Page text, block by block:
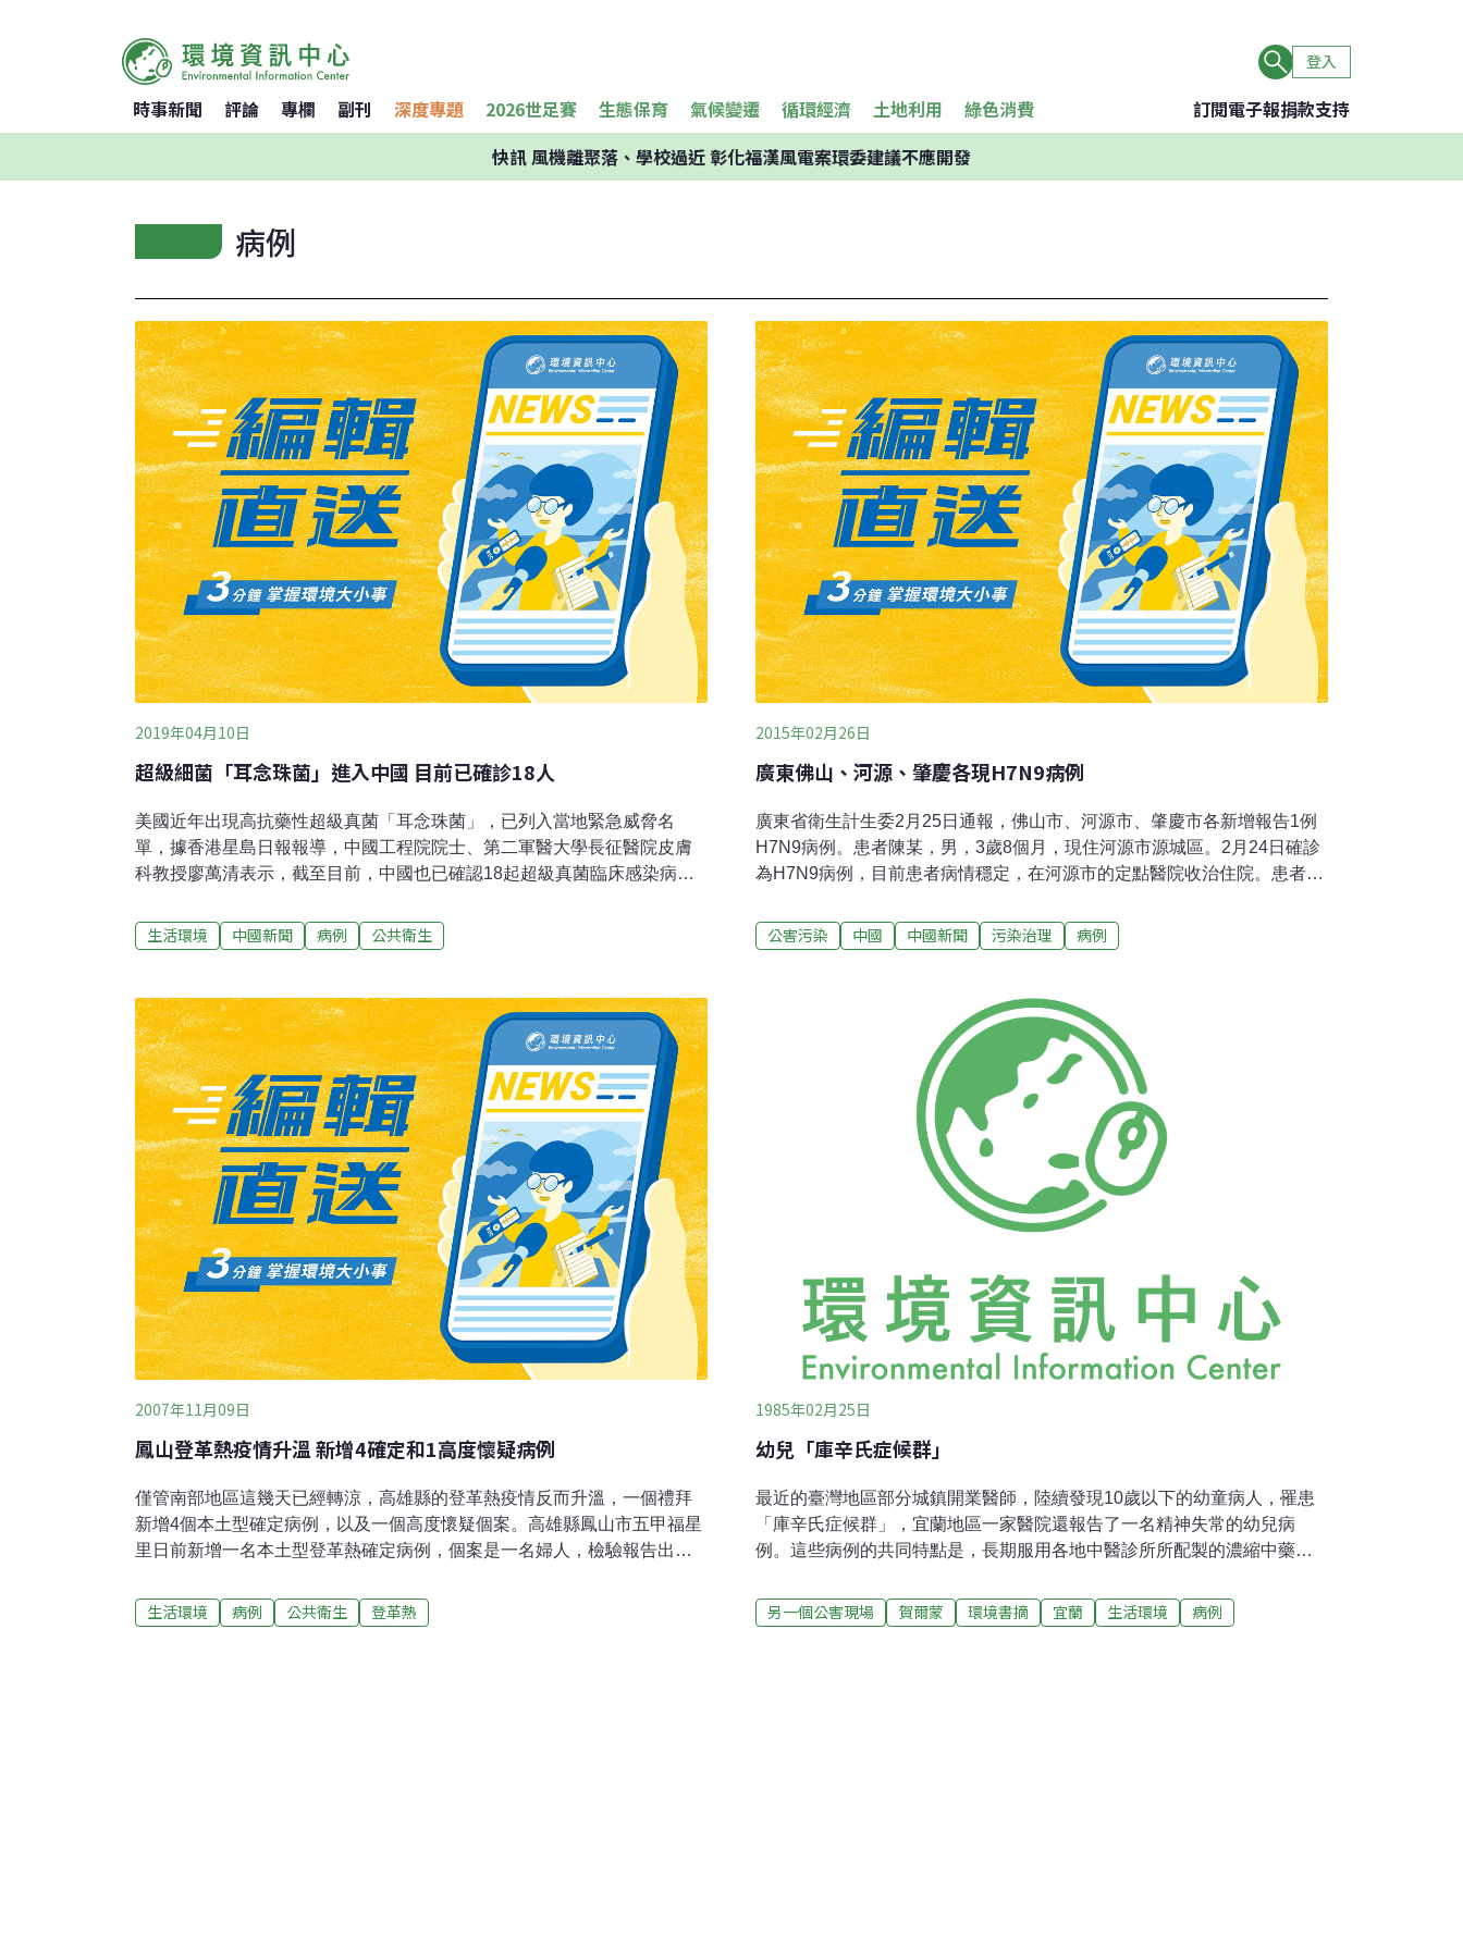
登入
時事新聞 評論 專欄 副刊 深度專題 2026世足賽 生態保育 氣候變遷 循環經濟 土地利用 綠色消費 訂閱電子報捐款支持
快訊風機離聚落、學校過近 彰化福漢風電案環委建議不應開發
病例
2019年04月10日
超級細菌「耳念珠菌」進入中國 目前已確診18人
美國近年出現高抗藥性超級真菌「耳念珠菌」，已列入當地緊急威脅名
單，據香港星島日報報導，中國工程院院士、第二軍醫大學長征醫院皮膚
科教授廖萬清表示，截至目前，中國也已確認18起超級真菌臨床感染病
看，感染者大多會有原因不明的高燒，各種藥物治療無效，並伴隨各種器
官衰竭、呼吸衰竭等表現。北京大學醫學部檢驗學系主任、北京大學人民
膚及醫院設施表面，若感染控制措施不力，容易導致院內爆發性感染。
生活環境 中國新聞 病例 公共衛生
2015年02月26日
廣東佛山、河源、肇慶各現H7N9病例
廣東省衛生計生委2月25日通報，佛山市、河源市、肇慶市各新增報告1例
H7N9病例。患者陳某，男，3歲8個月，現住河源市源城區。2月24日確診
為H7N9病例，目前患者病情穩定，在河源市的定點醫院收治住院。患者覃
病情危重，在廣州市的定點醫院收治住院。患者賴某，男，59歲，現住肇
慶市四會市。2月22日確診為H7N9病例，目前患者病情危重，在肇慶市的
公害污染 中國 中國新聞 污染治理 病例
2007年11月09日
鳳山登革熱疫情升溫 新增4確定和1高度懷疑病例
僅管南部地區這幾天已經轉涼，高雄縣的登革熱疫情反而升溫，一個禮拜
新增4個本土型確定病例，以及一個高度懷疑個案。高雄縣鳳山市五甲福星
里日前新增一名本土型登革熱確定病例，個案是一名婦人，檢驗報告出爐
進行抽血檢驗，受檢的48人，驗血報告上午出爐，結果有3個確定病例，1
人呈現IGM陽性反應，屬於高度懷疑個案。疾管課長劉碧隆表示：這4名確
生活環境 病例 公共衛生 登革熱
1985年02月25日
幼兒「庫辛氏症候群」
最近的臺灣地區部分城鎮開業醫師，陸續發現10歲以下的幼童病人，罹患
「庫辛氏症候群」，宜蘭地區一家醫院還報告了一名精神失常的幼兒病
例。這些病例的共同特點是，長期服用各地中醫診所所配製的濃縮中藥藥
及受害孩童家屬向衛生單位檢舉，並把未服用完的濃縮藥粉送檢，結果都
證實此項看法。來自藥品進口商的統計數據，更進一步指出，臺灣地區目
另一個公害現場 賀爾蒙 環境書摘 宜蘭 生活環境 病例